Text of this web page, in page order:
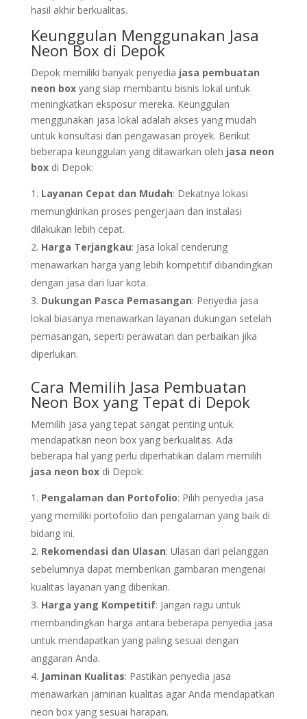
hasil akhir berkualitas.
Keunggulan Menggunakan Jasa
Neon Box di Depok
Depok memiliki banyak penyedia jasa pembuatan
neon boxyang siap membantu bisnis lokal untuk
meningkatkan eksposur mereka. Keunggulan
menggunakan jasa lokal adalah akses yang mudah
untuk konsultasi dan pengawasan proyek. Berikut
beberapa keunggulan yang ditawarkan oleh jasa neon
boxdi Depok:
Layanan Cepat dan Mudah: Dekatnya lokasi
memungkinkan proses pengerjaan dan instalasi
dilakukan lebih cepat.
Harga Terjangkau: Jasa lokal cenderung
menawarkan harga yang lebih kompetitif dibandingkan
dengan jasa dari luar kota.
Dukungan Pasca Pemasangan: Penyedia jasa
lokal biasanya menawarkan layanan dukungan setelah
pemasangan, seperti perawatan dan perbaikan jika
diperlukan.
Cara Memilih Jasa Pembuatan
Neon Box yang Tepat di Depok
Memilih jasa yang tepat sangat penting untuk
mendapatkan neon box yang berkualitas. Ada
beberapa hal yang perlu diperhatikan dalam memilih
jasa neon boxdi Depok:
Pengalaman dan Portofolio: Pilih penyedia jasa
yang memiliki portofolio dan pengalaman yang baik di
bidang ini.
Rekomendasi dan Ulasan: Ulasan dari pelanggan
sebelumnya dapat memberikan gambaran mengenai
kualitas layanan yang diberikan.
Harga yang Kompetitif: Jangan ragu untuk
membandingkan harga antara beberapa penyedia jasa
untuk mendapatkan yang paling sesuai dengan
anggaran Anda.
Jaminan Kualitas: Pastikan penyedia jasa
menawarkan jaminan kualitas agar Anda mendapatkan
neon box yang sesuai harapan.